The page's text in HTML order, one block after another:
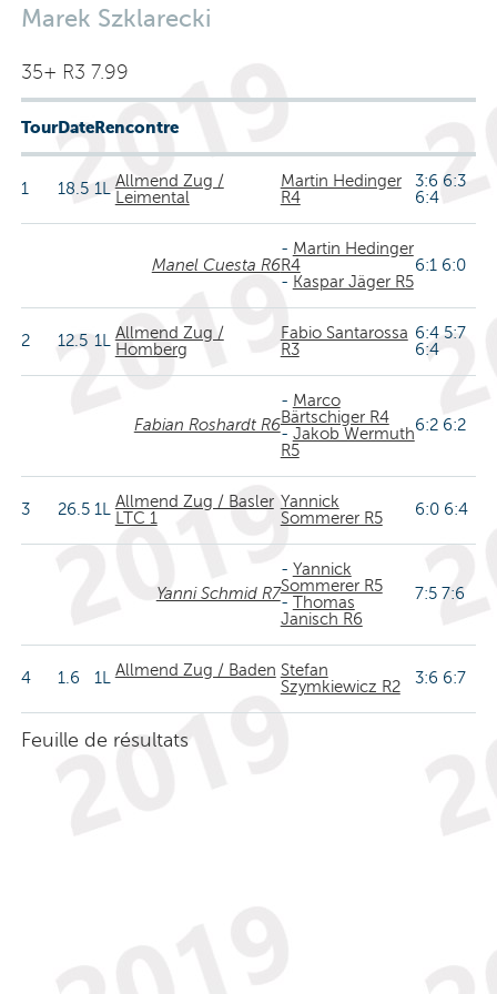
Marek Szklarecki
35+ R3 7.99
TourDateRencontre
1 18.5 1LAllmend Zug /
Leimental
Martin Hedinger
R4
3:6 6:3
6:4
Manel Cuesta R6
- Martin Hedinger
R4
- Kaspar Jäger R5
6:1 6:0
2 12.5 1LAllmend Zug /
Homberg
Fabio Santarossa
R3
6:4 5:7
6:4
Fabian Roshardt R6
- Marco
Bärtschiger R4
- Jakob Wermuth
R5
6:2 6:2
3 26.5 1LAllmend Zug / Basler
LTC 1
Yannick
Sommerer R5
6:0 6:4
Yanni Schmid R7
- Yannick
Sommerer R5
- Thomas
Janisch R6
7:5 7:6
4 1.6 1LAllmend Zug / Baden Stefan
Szymkiewicz R2
3:6 6:7
Feuille de résultats